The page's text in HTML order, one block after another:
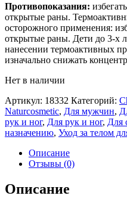
Противопоказания:
открытые раны.
осторожного применения:
открытые раны. Дети до 3-х
нанесении термоактивных
изначально снижать
Нет в наличии
Артикул: 18332 Категорий:
Naturcosmetic, Для мужчин,
рук и ног, Для рук и ног, Для
назначению, Уход за телом
Описание
Отзывы (0)
Описание